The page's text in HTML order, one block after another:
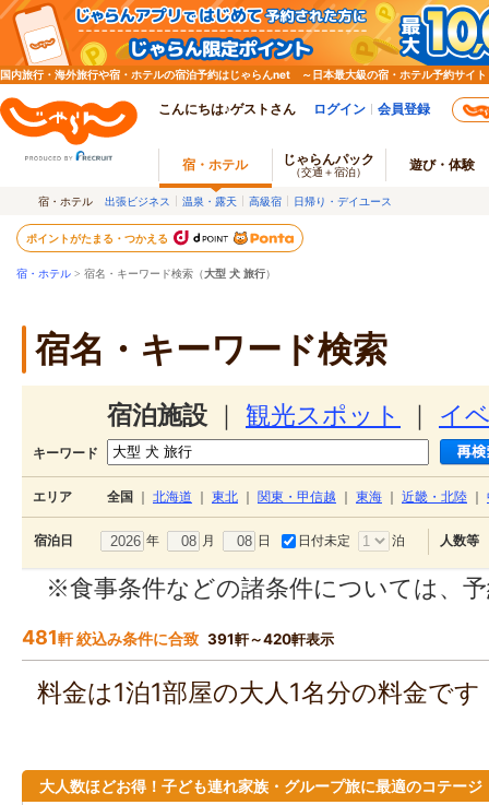
国内旅行・海外旅行や宿・ホテルの宿泊予約はじゃらんnet ～日本最大級の宿・ホテル予約サイト
こんにちは♪ゲストさん ログイン 会員登録
宿・ホテル じゃらんパック
（交通＋宿泊） 遊び・体験
宿・ホテル 出張ビジネス 温泉・露天 高級宿 日帰り・デイユース
ポイントがたまる・つかえる
宿・ホテル > 宿名・キーワード検索（大型 犬 旅行）
宿名・キーワード検索
宿泊施設 観光スポット イ
キーワード
エリア 全国 北海道 東北 関東・甲信越 東海 近畿・北陸
宿泊日 年 月 日 日付未定 泊 人数等
※食事条件などの諸条件については、
481軒 絞込み条件に合致 391軒～420軒表示
料金は1泊1部屋の大人1名分の料金で
大人数ほどお得！子ども連れ家族・グループ旅に最適のコテージ